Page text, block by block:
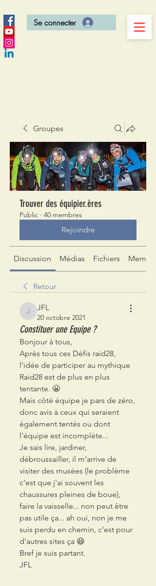
Se connecter
Groupes
Trouver des équipier.ères
Public · 40 membres
Rejoindre
Discussion Médias Fichiers
Retour
JFL
JFL
20 octobre 2021
Constituer une Equipe ?
Bonjour à tous,
Après tous ces Défis raid28,
l'idée de participer au mythique
Raid28 est de plus en plus
tentante. 😬
Mais côté équipe je pars de zéro,
donc avis à ceux qui seraient
également tentés ou dont
l'équipe est incomplète...
Je sais lire, jardiner,
débroussailler, il m'arrive de
visiter des musées (le problème
c'est que j'ai souvent les
chaussures pleines de boue),
faire la vaisselle... non peut être
pas utile ça... ah oui, non je me
suis perdu en chemin, c'est pour
d'autres sites ça 😆
Bref je suis partant.
JFL